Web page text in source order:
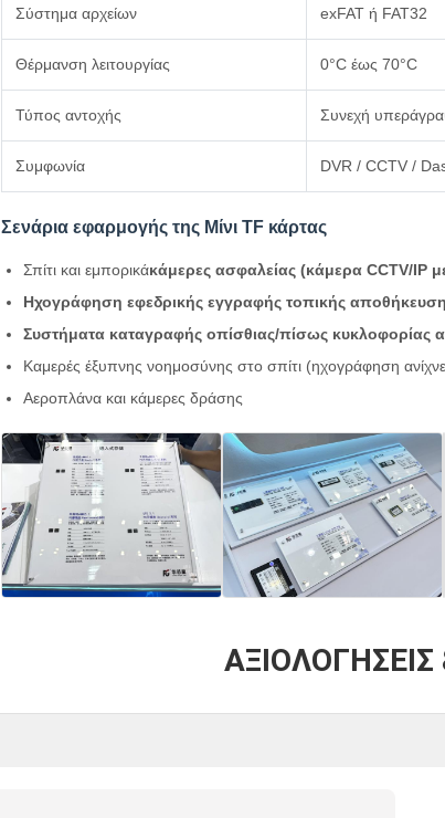
Σύστημα αρχείων exFAT ή FAT32
Θέρμανση λειτουργίας 0°C έως 70°C
Τύπος αντοχής Συνεχή
Συμφωνία DVR / CCTV /
Σενάρια εφαρμογής της Μίνι TF κάρτας
Σπίτι και εμπορικάκάμερες ασφαλείας (κάμερα CCTV/IP
Ηχογράφηση εφεδρικής εγγραφής τοπικής
Συστήματα καταγραφής οπίσθιας/πίσως κυκλοφορίας
Καμερές έξυπνης νοημοσύνης στο σπίτι (ηχογράφηση
Αεροπλάνα και κάμερες δράσης